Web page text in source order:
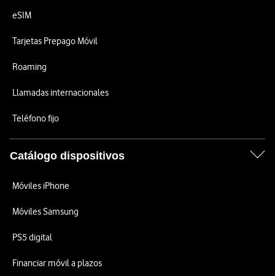
eSIM
Tarjetas Prepago Móvil
Roaming
Llamadas internacionales
Teléfono fijo
Catálogo dispositivos
Móviles iPhone
Móviles Samsung
PS5 digital
Financiar móvil a plazos